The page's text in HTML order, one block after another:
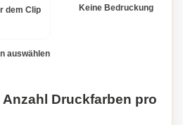
bietet ein exquisites
persönlichen Note von Eleganz.
dem Clip Keine Bedruckung
auswählen
Anzahl Druckfarben pro